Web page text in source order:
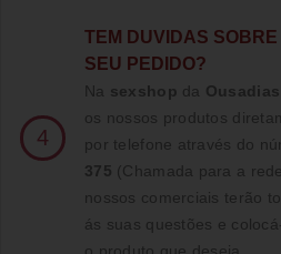
4
TE M DUVIDAS
SEU PEDIDO?
Na sexshop da Ousadias
os nossos produtos
por telefone através do
375 (Chamada para a
nossos comerciais terão
ás suas questões e